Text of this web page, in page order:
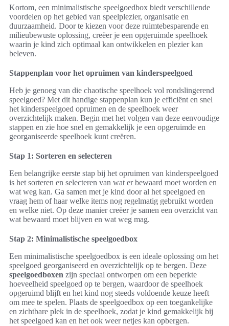
Kortom, een minimalistische speelgoedbox biedt verschillende
voordelen op het gebied van speelplezier, organisatie en
duurzaamheid. Door te kiezen voor deze ruimtebesparende en
milieubewuste oplossing, creëer je een opgeruimde speelhoek
waarin je kind zich optimaal kan ontwikkelen en plezier kan
beleven.
Stappenplan voor het opruimen van kinderspeelgoed
Heb je genoeg van die chaotische speelhoek vol rondslingerend
speelgoed? Met dit handige stappenplan kun je efficiënt en snel
het kinderspeelgoed opruimen en de speelhoek weer
overzichtelijk maken. Begin met het volgen van deze eenvoudige
stappen en zie hoe snel en gemakkelijk je een opgeruimde en
georganiseerde speelhoek kunt creëren.
Stap 1: Sorteren en selecteren
Een belangrijke eerste stap bij het opruimen van kinderspeelgoed
is het sorteren en selecteren van wat er bewaard moet worden en
wat weg kan. Ga samen met je kind door al het speelgoed en
vraag hem of haar welke items nog regelmatig gebruikt worden
en welke niet. Op deze manier creëer je samen een overzicht van
wat bewaard moet blijven en wat weg mag.
Stap 2: Minimalistische speelgoedbox
Een minimalistische speelgoedbox is een ideale oplossing om het
speelgoed georganiseerd en overzichtelijk op te bergen. Deze
speelgoedboxen zijn speciaal ontworpen om een beperkte
hoeveelheid speelgoed op te bergen, waardoor de speelhoek
opgeruimd blijft en het kind nog steeds voldoende keuze heeft
om mee te spelen. Plaats de speelgoedbox op een toegankelijke
en zichtbare plek in de speelhoek, zodat je kind gemakkelijk bij
het speelgoed kan en het ook weer netjes kan opbergen.